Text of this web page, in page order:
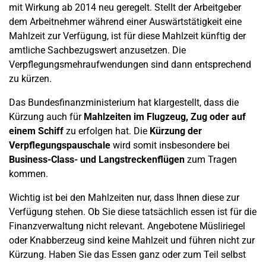
mit Wirkung ab 2014 neu geregelt. Stellt der Arbeitgeber
dem Arbeitnehmer während einer Auswärtstätigkeit eine
Mahlzeit zur Verfügung, ist für diese Mahlzeit künftig der
amtliche Sachbezugswert anzusetzen. Die
Verpflegungsmehraufwendungen sind dann entsprechend
zu kürzen.
Das Bundesfinanzministerium hat klargestellt, dass die
Kürzung auch fürMahlzeiten im Flugzeug, Zug oder auf
einem Schiff zu erfolgen hat. Die Kürzung der
Verpflegungspauschale wird somit insbesondere bei
Business-Class- und Langstreckenflügen zum Tragen
kommen.
Wichtig ist bei den Mahlzeiten nur, dass Ihnen diese zur
Verfügung stehen. Ob Sie diese tatsächlich essen ist für die
Finanzverwaltung nicht relevant. Angebotene Müsliriegel
oder Knabberzeug sind keine Mahlzeit und führen nicht zur
Kürzung. Haben Sie das Essen ganz oder zum Teil selbst